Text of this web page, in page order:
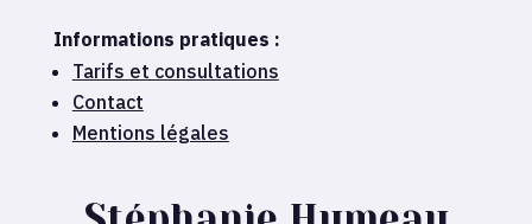
Informations pratiques :
Tarifs et consultations
Contact
Mentions légales